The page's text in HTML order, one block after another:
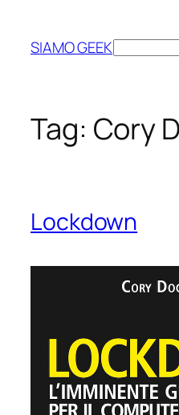
contenuto
SIAMO GEEKCerca
Tag: Cory
Lockdown